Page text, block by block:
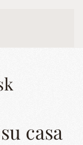
casa